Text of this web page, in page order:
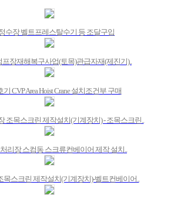
수장 벨트프레스탈수기 등 조달구입
장재해복구사업(토목)관급자재(제진기)..
기 CVP Area Hoist Crane 설치조건부 구매
조목스크린 제작설치(기계장치) - 조목스크린..
리장 스컴동 스크류컨베이어 제작 설치..
목스크린 제작설치(기계장치)-벨트컨베이어..